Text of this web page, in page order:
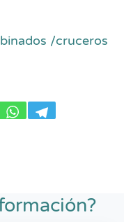
/cruceros